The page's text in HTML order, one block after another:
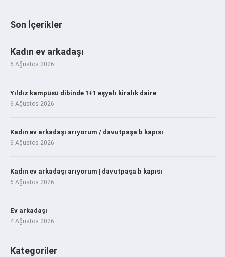
Son İçerikler
Kadın ev arkadaşı
6 Ağustos 2026
Yıldız kampüsü dibinde 1+1 eşyalı kiralık daire
6 Ağustos 2026
Kadın ev arkadaşı arıyorum / davutpaşa b kapısı
6 Ağustos 2026
Kadın ev arkadaşı arıyorum | davutpaşa b kapısı
6 Ağustos 2026
Ev arkadaşı
4 Ağustos 2026
Kategoriler